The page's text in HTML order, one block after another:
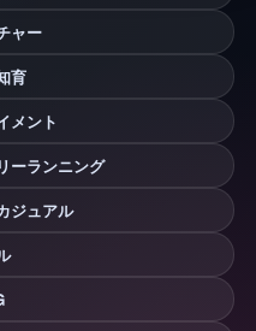
ャー
育
メント
ーランニング
ジュアル